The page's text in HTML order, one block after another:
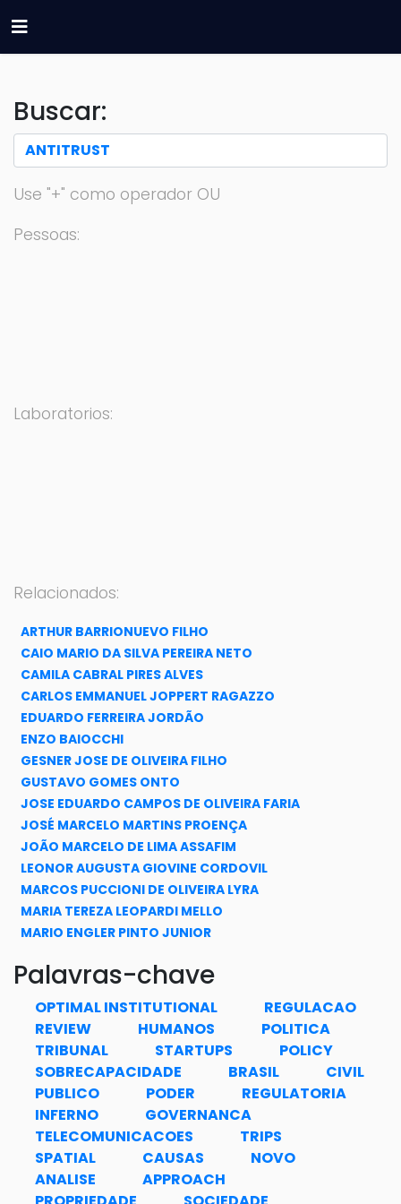
Buscar:
Use "+" como operador OU
Pessoas:
Laboratorios:
Relacionados:
ARTHUR BARRIONUEVO FILHO
CAIO MARIO DA SILVA PEREIRA NETO
CAMILA CABRAL PIRES ALVES
CARLOS EMMANUEL JOPPERT RAGAZZO
EDUARDO FERREIRA JORDÃO
ENZO BAIOCCHI
GESNER JOSE DE OLIVEIRA FILHO
GUSTAVO GOMES ONTO
JOSE EDUARDO CAMPOS DE OLIVEIRA FARIA
JOSÉ MARCELO MARTINS PROENÇA
JOÃO MARCELO DE LIMA ASSAFIM
LEONOR AUGUSTA GIOVINE CORDOVIL
MARCOS PUCCIONI DE OLIVEIRA LYRA
MARIA TEREZA LEOPARDI MELLO
MARIO ENGLER PINTO JUNIOR
RONALDO FIANI
Palavras-chave
OPTIMAL INSTITUTIONAL
REGULACAO
REVIEW
HUMANOS
POLITICA
TRIBUNAL
STARTUPS
POLICY
SOBRECAPACIDADE
BRASIL
CIVIL
PUBLICO
PODER
REGULATORIA
INFERNO
GOVERNANCA
TELECOMUNICACOES
TRIPS
SPATIAL
CAUSAS
NOVO
ANALISE
APPROACH